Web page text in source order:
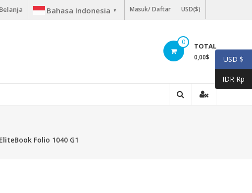
Bahasa Indonesia ▼ Masuk/ Daftar USD($)
0 TOTAL
0,00$
Folio 1040 G1
USD $
IDR Rp